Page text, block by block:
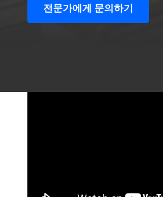
전문가에게 문의하기